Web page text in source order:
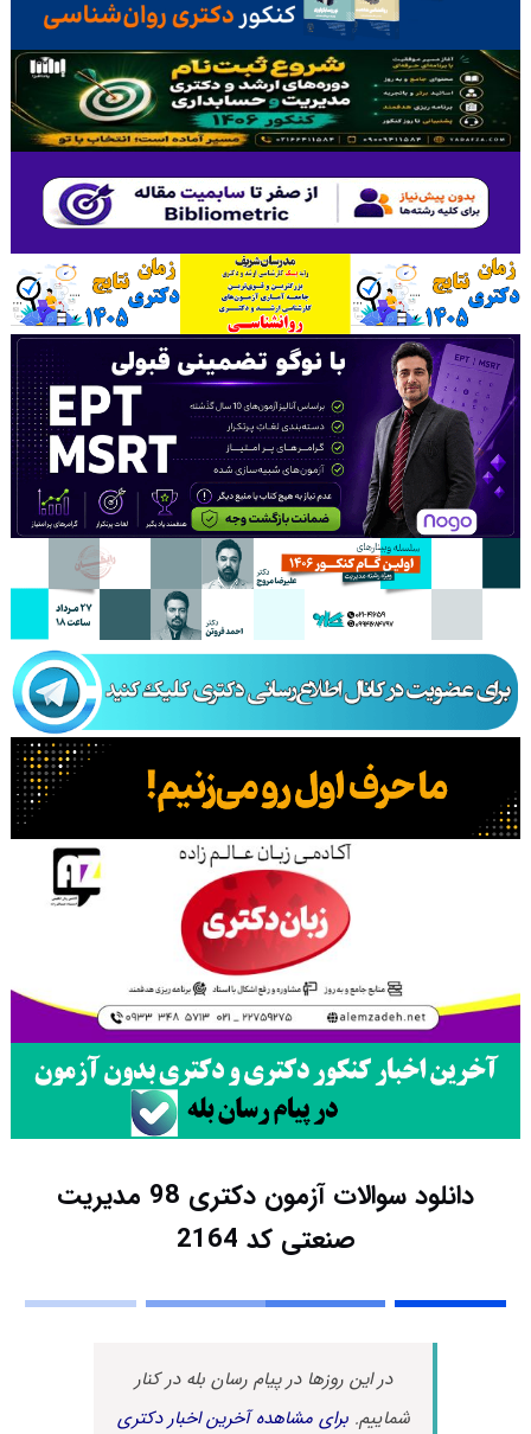
دانلود سوالات آزمون دکتری 98 مدیریت
صنعتی کد 2164
در این روزها در پیام رسان بله در کنار
شماییم.برای مشاهده آخرین اخبار دکتری